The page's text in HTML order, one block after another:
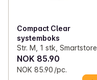
Compact Clear
systemboks
Str. M, 1 stk, Smartstore
NOK 85.90
NOK 85.90 /pc.